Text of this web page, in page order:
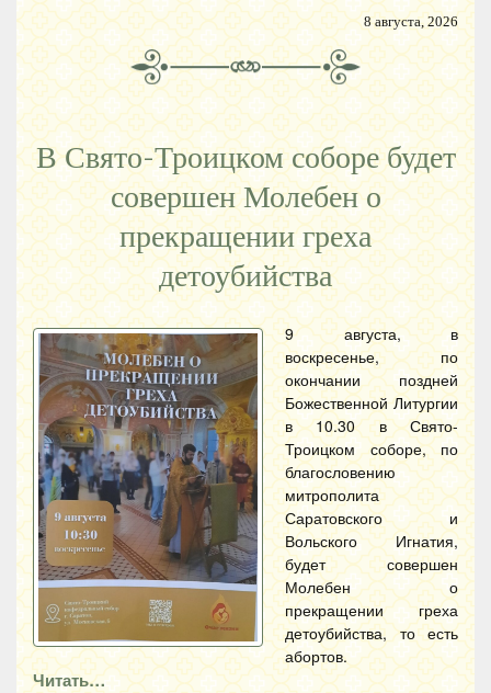
8 августа, 2026
В Свято-Троицком соборе будет
совершен Молебен о
прекращении греха
детоубийства
9 августа, в
воскресенье, по
окончании поздней
Божественной Литургии
в 10.30 в Свято-
Троицком соборе, по
благословению
митрополита
Саратовского и
Вольского Игнатия,
будет совершен
Молебен о
прекращении греха
детоубийства, то есть
абортов.
Читать…